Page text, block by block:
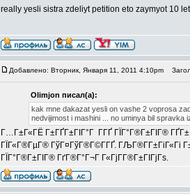
really yesli sistra zdeliyt petition eto zaymyot 10
Добавлено: Вторник, Января 11, 2011 4:10pm
Olimjon писал(а):
kak mne dakazat yesli on vashe 2 voprosa
nedvijimost i mashini ... no uminya bil
Г…Г±Г«ГЁ Г±ГҐГ±ГІГ°Г Г­ГҐ ГЇГ°Г®Г±ГІГ®
ГЇГ«Г®ГµГ® ГўГ¤ГўГ®Г©Г­ГҐ. ГЉГ®Г­Г±ГіГ«Гі
ГЇГ°Г®Г±ГІГ® ГґГ®Г°Г¬Г Г«ГјГ­Г®Г±ГІГјГѕ.